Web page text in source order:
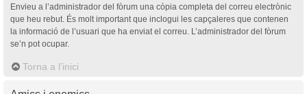
Envieu a l’administrador del fòrum una còpia completa del correu electrònic
que heu rebut. És molt important que inclogui les capçaleres que contenen
la informació de l’usuari que ha enviat el correu. L’administrador del fòrum
se’n pot ocupar.
Torna a l’inici